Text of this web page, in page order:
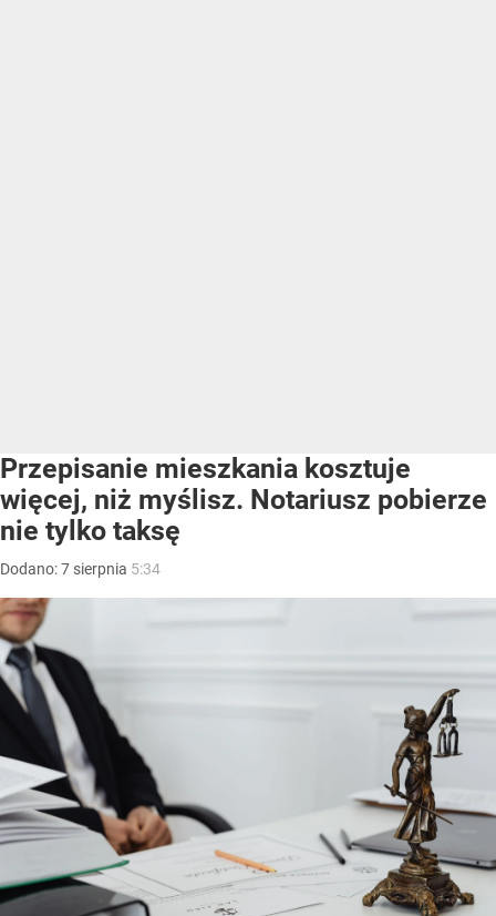
Przepisanie mieszkania kosztuje
więcej, niż myślisz. Notariusz pobierze
nie tylko taksę
Dodano:7 sierpnia 5:34